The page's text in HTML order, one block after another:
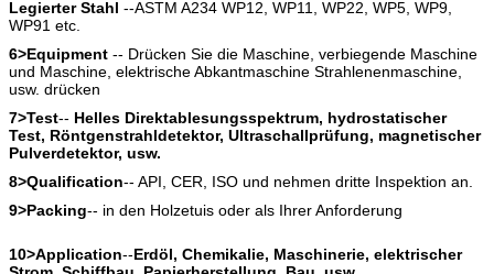
Legierter Stahl --ASTM A234 WP12, WP11, WP22, WP5, WP9,
WP91 etc.
6>Equipment -- Drücken Sie die Maschine, verbiegende Maschine
und Maschine, elektrische Abkantmaschine Strahlenenmaschine,
usw. drücken
7>Test-- Helles Direktablesungsspektrum, hydrostatischer
Test, Röntgenstrahldetektor, Ultraschallprüfung, magnetischer
Pulverdetektor, usw.
8>Qualification-- API, CER, ISO und nehmen dritte Inspektion an.
9>Packing-- in den Holzetuis oder als Ihrer Anforderung
10>Application--Erdöl, Chemikalie, Maschinerie, elektrischer